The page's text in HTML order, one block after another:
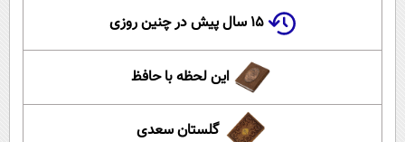
۱۵ سال پیش در چنین روزی
این لحظه با حافظ
گلستان سعدی